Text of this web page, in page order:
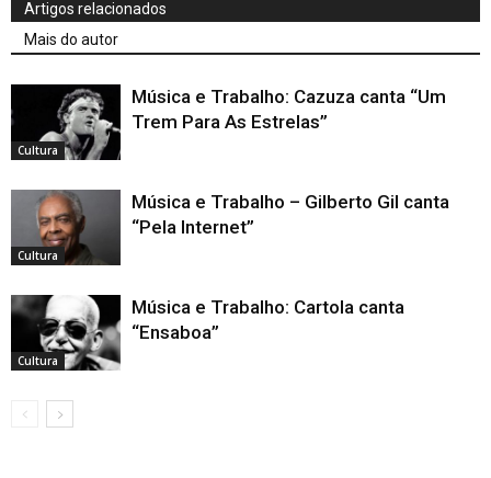
Artigos relacionados
Mais do autor
Cultura
Música e Trabalho: Cazuza canta “Um
Trem Para As Estrelas”
Cultura
Música e Trabalho – Gilberto Gil canta
“Pela Internet”
Cultura
Música e Trabalho: Cartola canta
“Ensaboa”